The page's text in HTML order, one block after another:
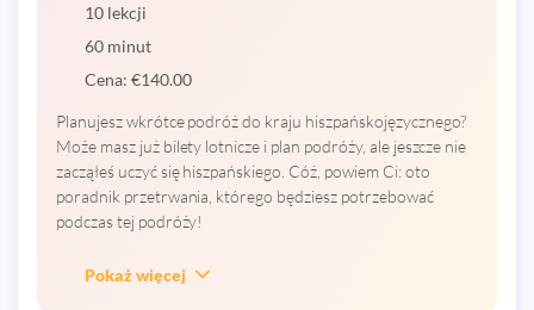
10 lekcji
60 minut
Cena: €140.00
Planujesz wkrótce podróż do kraju hiszpańskojęzycznego?
Może masz już bilety lotnicze i plan podróży, ale jeszcze nie
zacząłeś uczyć się hiszpańskiego. Cóż, powiem Ci: oto
poradnik przetrwania, którego będziesz potrzebować
podczas tej podróży!
Pokaż więcej